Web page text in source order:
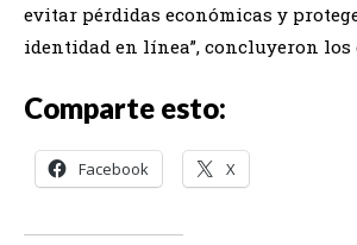
evitar pérdidas económicas y
identidad en línea”, concluyeron los
Comparte esto:
Facebook X